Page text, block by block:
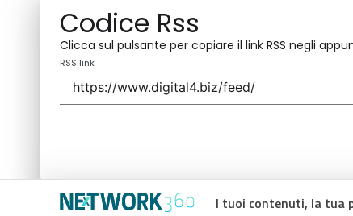
I tuoi contenuti, la tua
Codice Rss
Clicca sul pulsante per copiare il link RSS negli
RSS link